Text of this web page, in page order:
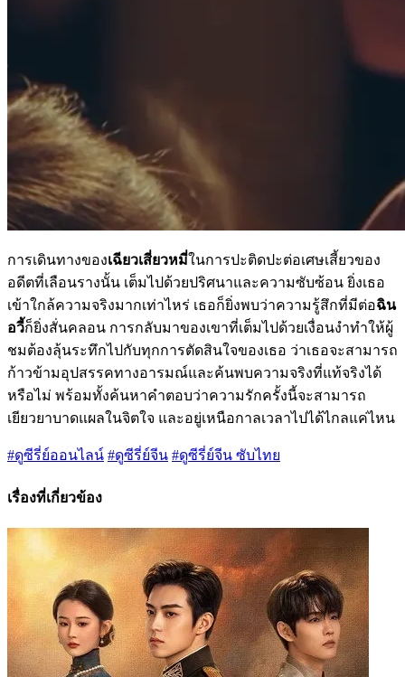
การเดินทางของเฉียวเสี่ยวหมี่ในการปะติดปะต่อเศษเสี้ยวของ
อดีตที่เลือนรางนั้น เต็มไปด้วยปริศนาและความซับซ้อน ยิ่งเธอ
เข้าใกล้ความจริงมากเท่าไหร่ เธอก็ยิ่งพบว่าความรู้สึกที่มีต่อฉิน
อวี้ก็ยิ่งสั่นคลอน การกลับมาของเขาที่เต็มไปด้วยเงื่อนงำทำให้ผู้
ชมต้องลุ้นระทึกไปกับทุกการตัดสินใจของเธอ ว่าเธอจะสามารถ
ก้าวข้ามอุปสรรคทางอารมณ์และค้นพบความจริงที่แท้จริงได้
หรือไม่ พร้อมทั้งค้นหาคำตอบว่าความรักครั้งนี้จะสามารถ
เยียวยาบาดแผลในจิตใจ และอยู่เหนือกาลเวลาไปได้ไกลแค่ไหน
#ดูซีรี่ย์ออนไลน์ #ดูซีรี่ย์จีน #ดูซีรี่ย์จีน ซับไทย
เรื่องที่เกี่ยวข้อง